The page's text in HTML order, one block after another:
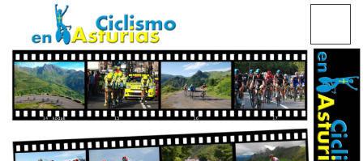
CICLISMO EN ASTURIAS